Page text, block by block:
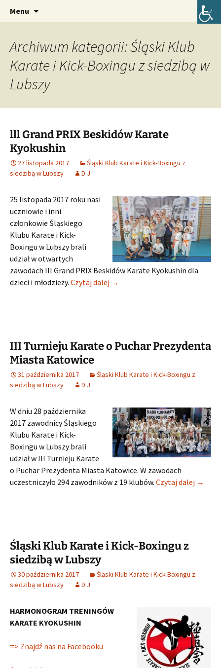
Szkoła Podstawowa im. Józefa
Lompy w Lubszy
Oficjalna strona internetowa szkoły.
Menu Szukaj:
Archiwum kategorii: Śląski Klub
Karate i Kick-Boxingu z siedzibą w
Lubszy
lll Grand PRIX Beskidów Karate
Kyokushin
27 listopada 2017
Śląski Klub Karate i Kick-Boxingu z
siedzibą w Lubszy
D J
25 listopada 2017 roku nasi
uczniowie i inni
członkowie Śląskiego
Klubu Karate i Kick-
Boxingu w Lubszy brali
udział w otwartych
zawodach lll Grand PRIX Beskidów Karate Kyokushin dla
dzieci i młodzieży. Czytaj dalej lll Grand PRIX Beskidów Karate
→
III Turnieju Karate o Puchar Prezydenta
Miasta Katowice
31 października 2017
Śląski Klub Karate i Kick-Boxingu z
siedzibą w Lubszy
D J
W dniu 28 października
2017 zawodnicy Śląskiego
Klubu Karate i Kick-
Boxingu w Lubszy brali
udział w III Turnieju Karate
o Puchar Prezydenta Miasta Katowice. W zawodach
uczestniczyło 294 zawodników z 19 klubów. Czytaj dalej III
→
Śląski Klub Karate i Kick-Boxingu z
siedzibą w Lubszy
30 października 2017
Śląski Klub Karate i Kick-Boxingu z
siedzibą w Lubszy
D J
HARMONOGRAM TRENINGÓW
KARATE KYOKUSHIN
=> Znajdź nas na Facebooku